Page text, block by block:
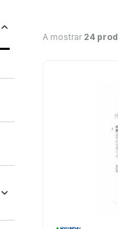
A mostrar 24